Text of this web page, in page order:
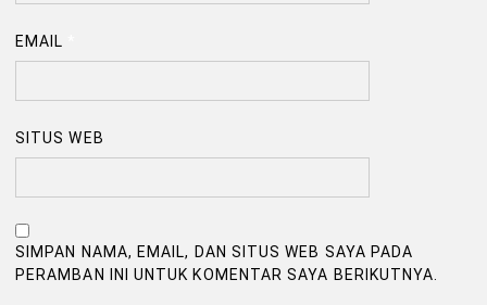
EMAIL
SITUS WEB
SIMPAN NAMA, EMAIL, DAN SITUS WEB SAYA PADA
PERAMBAN INI UNTUK KOMENTAR SAYA BERIKUTNYA.